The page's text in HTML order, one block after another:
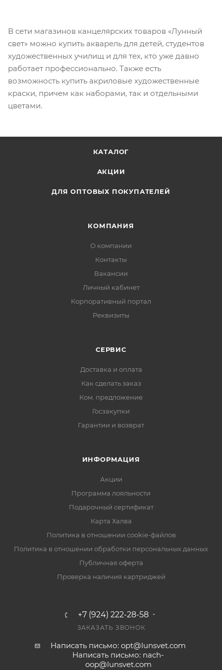
В сети магазинов канцелярских товаров «Лунный
свет» можно купить акварель для детей, студентов
художественных училищ и для тех, кто уже давно
работает профессионально. Также есть
возможность купить акриловые художественные
краски, причем как наборами, так и отдельными
цветами.
КАТАЛОГ
АКЦИИ
ДЛЯ ОПТОВЫХ ПОКУПАТЕЛЕЙ
КОМПАНИЯ
О компании
Контакты
Вакансии
Личный кабинет
Корпоративный портал
Реквизиты
СЕРВИС
Доставка и оплата
Как сделать заказ
Ком. предложение
Госзакупки
Гарантии и возврат
ИНФОРМАЦИЯ
Акции
Программа лояльности
Подарочный сертификат
Карта Халва
Политика в отношении cookie-файлов
Политика в отношении обработки персональных данных
Публичная оферта
Проверка наличия картриджей
+7 (924) 222-28-58
ЗАКАЗАТЬ ЗВОНОК
Написать письмо: opt@lunsvet.com
Написать письмо: nach-
oop@lunsvet.com